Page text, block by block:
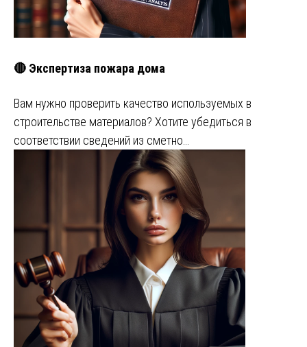
🔴 Экспертиза пожара дома
Вам нужно проверить качество используемых в
строительстве материалов? Хотите убедиться в
соответствии сведений из сметно…